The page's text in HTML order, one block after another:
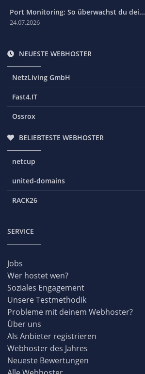
Port Monitoring: So überwachst du dei...
24.07.2026
NEUESTE WEBHOSTER
NetzLiving GmbH
Fast4.IT
Ossrox
BELIEBTESTE WEBHOSTER
netcup
united-domains
RACK26
SERVICE
Jobs
Wer hostet wen?
Soziales Engagement
Unsere Testmethodik
Probleme mit deinem Webhoster?
Über uns
Als Anbieter registrieren
Webhoster des Jahres
Neueste Bewertungen